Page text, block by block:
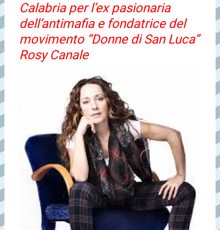
Calabria per l’ex pasionaria
dell’antimafia e fondatrice del
movimento “Donne di San Luca”
Rosy Canale